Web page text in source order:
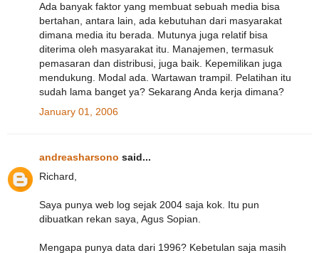
Ada banyak faktor yang membuat sebuah media bisa
bertahan, antara lain, ada kebutuhan dari masyarakat
dimana media itu berada. Mutunya juga relatif bisa
diterima oleh masyarakat itu. Manajemen, termasuk
pemasaran dan distribusi, juga baik. Kepemilikan juga
mendukung. Modal ada. Wartawan trampil. Pelatihan itu
sudah lama banget ya? Sekarang Anda kerja dimana?
January 01, 2006
andreasharsono said...
Richard,
Saya punya web log sejak 2004 saja kok. Itu pun
dibuatkan rekan saya, Agus Sopian.
Mengapa punya data dari 1996? Kebetulan saja masih